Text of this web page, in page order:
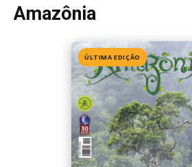
Edição 155· Julho
📖 Ler agora